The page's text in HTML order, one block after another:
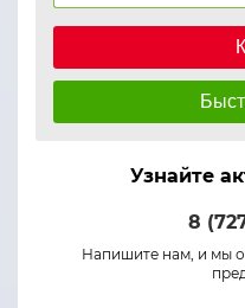
Узнайте
8
Напишите нам, и мы